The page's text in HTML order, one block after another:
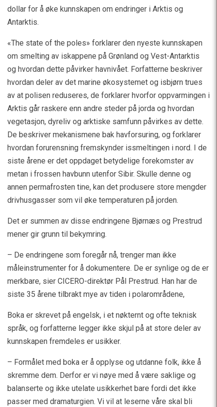
dollar for å øke kunnskapen om endringer i Arktis og
Antarktis.
«The state of the poles» forklarer den nyeste kunnskapen
om smelting av iskappene på Grønland og Vest-Antarktis
og hvordan dette påvirker havnivået. Forfatterne beskriver
hvordan deler av det marine økosystemet og isbjørn trues
av at polisen reduseres, de forklarer hvorfor oppvarmingen i
Arktis går raskere enn andre steder på jorda og hvordan
vegetasjon, dyreliv og arktiske samfunn påvirkes av dette.
De beskriver mekanismene bak havforsuring, og forklarer
hvordan forurensning fremskynder issmeltingen i nord. I de
siste årene er det oppdaget betydelige forekomster av
metan i frossen havbunn utenfor Sibir. Skulle denne og
annen permafrosten tine, kan det produsere store mengder
drivhusgasser som vil øke temperaturen på jorden.
Det er summen av disse endringene Bjørnæs og Prestrud
mener gir grunn til bekymring.
– De endringene som foregår nå, trenger man ikke
måleinstrumenter for å dokumentere. De er synlige og de er
merkbare, sier CICERO-direktør Pål Prestrud. Han har de
siste 35 årene tilbrakt mye av tiden i polarområdene,
Boka er skrevet på engelsk, i et nøkternt og ofte teknisk
språk, og forfatterne legger ikke skjul på at store deler av
kunnskapen fremdeles er usikker.
– Formålet med boka er å opplyse og utdanne folk, ikke å
skremme dem. Derfor er vi nøye med å være saklige og
balanserte og ikke utelate usikkerhet bare fordi det ikke
passer med dramaturgien. Vi vil at leserne våre skal bli